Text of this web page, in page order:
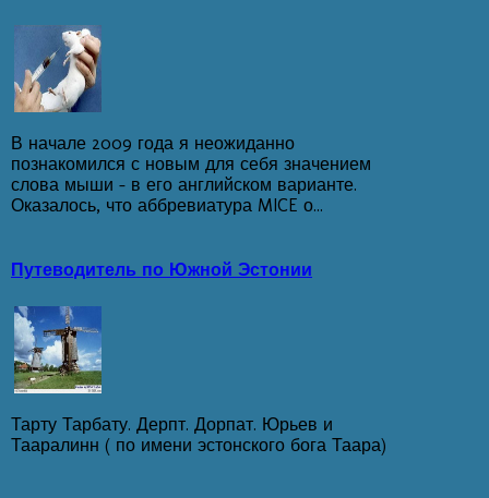
В начале 2009 года я неожиданно
познакомился с новым для себя значением
слова мыши - в его английском варианте.
Оказалось, что аббревиатура MICE о...
Путеводитель по Южной Эстонии
Тарту Тарбату. Дерпт. Дорпат. Юрьев и
Тааралинн ( по имени эстонского бога Таара)